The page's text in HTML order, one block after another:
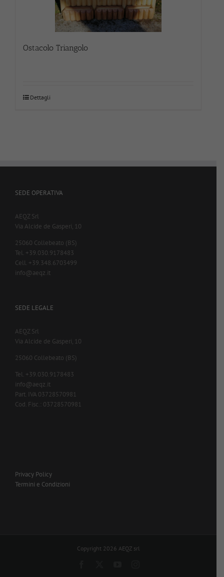
Ostacolo Triangolo
Dettagli
SEDE OPERATIVA
AEQZ Srl
Via Alcide de Gasperi, 10
25060 Collebeato (BS)
Tel. +39.030.9178483
Cell. +39.348.6703499
info@aeqz.it
SEDE LEGALE
AEQZ Srl
Via Alcide de Gasperi, 10
25060 Collebeato (BS)
Tel. +39.030.9178483
info@aeqz.it
Part. IVA 03728570981
Cod. Fisc.: 03728570981
Privacy Policy
Termini e Condizioni
Copyright 2026 AEQZ srl